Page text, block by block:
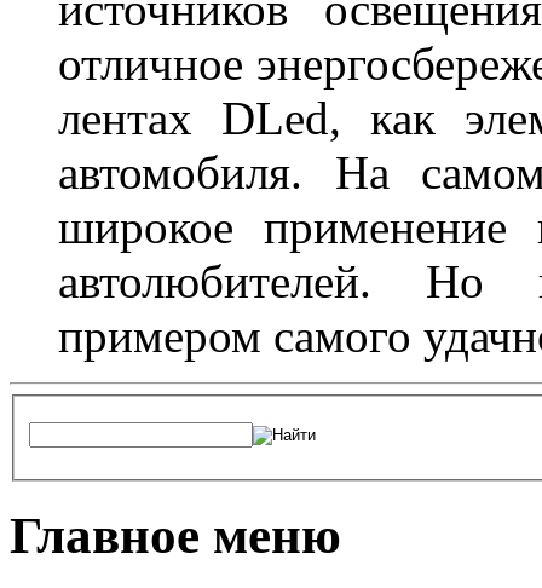
отличное
лентах DLed, как
автомобиля. На
широкое
автолюбителей. Но
примером самого
Главное меню